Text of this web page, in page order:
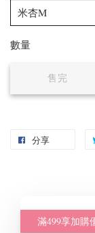
數量
售完
分享